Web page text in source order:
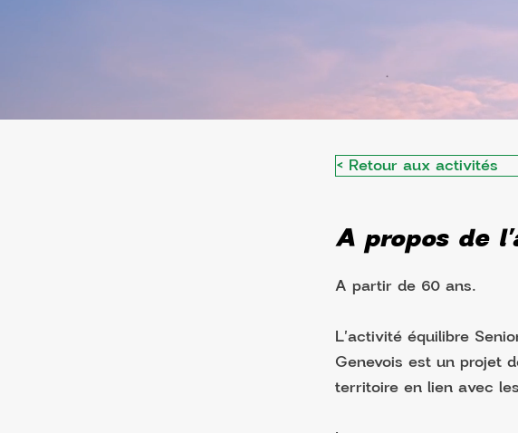
< Retour aux activités
A propos de
A partir de 60 ans.
L'activité équilibre
Genevois est un projet
territoire en lien avec